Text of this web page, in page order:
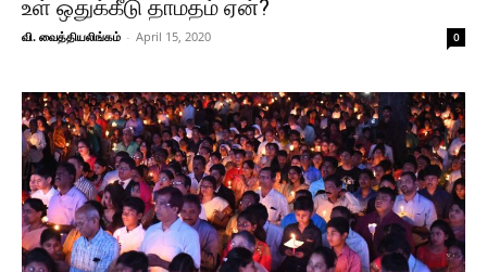
உள் ஒதுக்கீடு தாமதம் ஏன்?
வி. வைத்தியலிங்கம் - April 15, 2020 0